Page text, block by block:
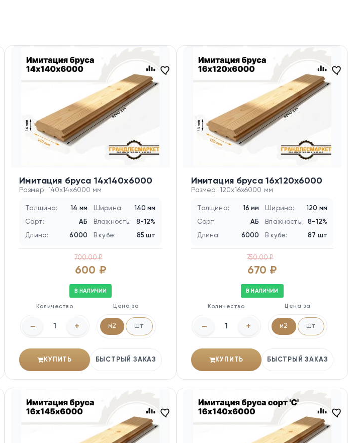
Имитация бруса 14х140х6000
Размер: 140x14x6000 мм
Толщина: 14 мм Ширина: 140 мм
Сорт: АБ Влажность: 8-12%
Длина: 6000 В кубе: 85 шт
700.00 ₽
600 ₽
В НАЛИЧИИ
Количество
– +
Цена за
м2 шт
КУПИТЬ БЫСТРЫЙ ЗАКАЗ
Имитация бруса 16х120х6000
Размер: 120x16x6000 мм
Толщина: 16 мм Ширина: 120 мм
Сорт: АБ Влажность: 8-12%
Длина: 6000 В кубе: 87 шт
750.00 ₽
670 ₽
В НАЛИЧИИ
Количество
– +
Цена за
м2 шт
КУПИТЬ БЫСТРЫЙ ЗАКАЗ